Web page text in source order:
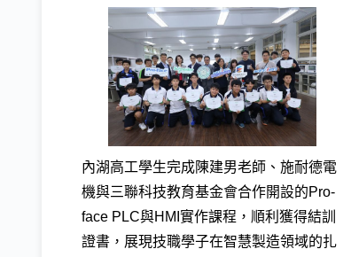
內湖高工學生完成陳建男老師、施耐德電
機與三聯科技教育基金會合作開設的Pro-
face PLC與HMI實作課程，順利獲得結訓
證書，展現技職學子在智慧製造領域的扎